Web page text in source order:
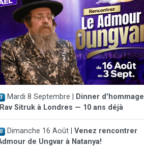
Mardi 8 Septembre |
Dinner d'hommage
Sitruk à Londres — 10 ans déjà
Dimanche 16 Août | Venez rencontrer
de Ungvar à Natanya!